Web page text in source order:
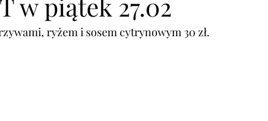
ryżem i sosem cytrynowym 30 zł.